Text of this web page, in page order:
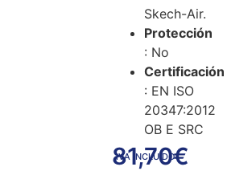
Skech-Air.
Protección
: No
Certificación
: EN ISO
20347:2012
OB E SRC
81,70€
IVA INCLUIDO